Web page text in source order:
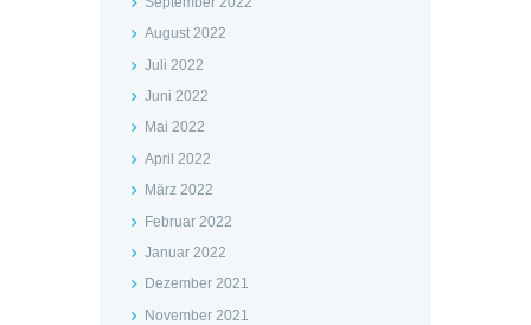
August 2022
Juli 2022
Juni 2022
Mai 2022
April 2022
März 2022
Februar 2022
Januar 2022
Dezember 2021
November 2021